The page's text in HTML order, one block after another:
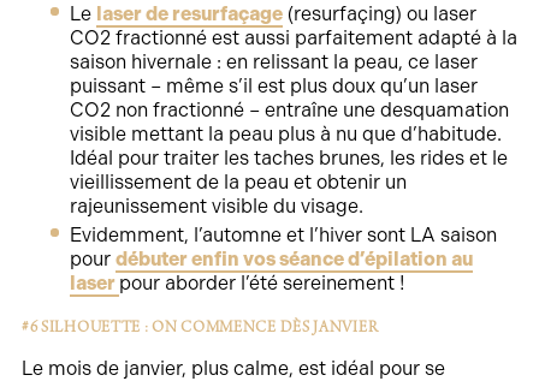
Le laser de resurfaçage(resurfaçing) ou laser
CO2 fractionné est aussi parfaitement adapté à la
saison hivernale : en relissant la peau, ce laser
puissant – même s’il est plus doux qu’un laser
CO2 non fractionné – entraîne une desquamation
visible mettant la peau plus à nu que d’habitude.
Idéal pour traiter les taches brunes, les rides et le
vieillissement de la peau et obtenir un
rajeunissement visible du visage.
Evidemment, l’automne et l’hiver sont LA saison
pour débuter enfin vos séance d’épilation au
laser pour aborder l’été sereinement !
#6 SILHOUETTE : ON COMMENCE DÈS JANVIER
Le mois de janvier, plus calme, est idéal pour se